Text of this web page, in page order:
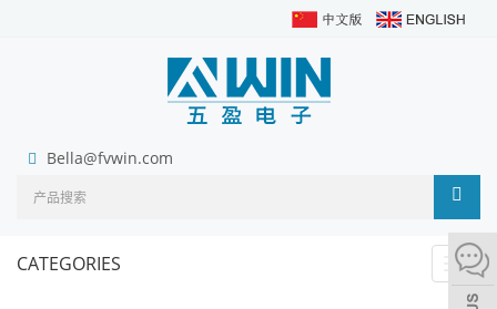
Bella@fvwin.com
CATEGORIES